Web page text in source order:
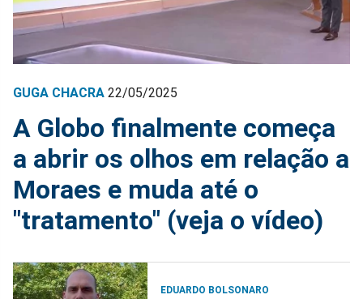
GUGA CHACRA 22/05/2025
A Globo finalmente começa
a abrir os olhos em relação a
Moraes e muda até o
"tratamento" (veja o vídeo)
EDUARDO BOLSONARO